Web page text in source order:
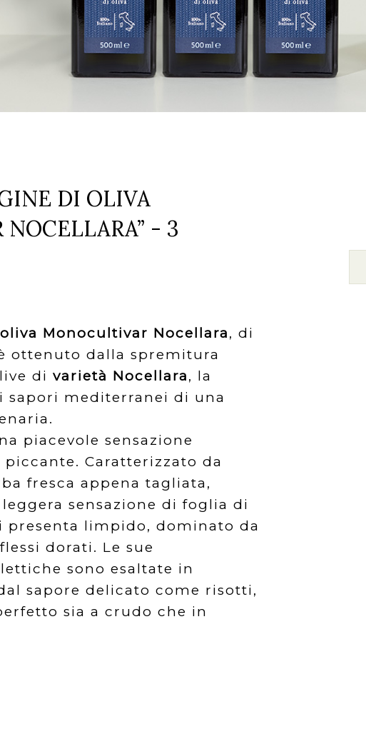
DI OLIVA
- 3
Monocultivar Nocellara, di
ottenuto dalla spremitura
di varietà Nocellara, la
sapori mediterranei di una
piacevole sensazione
Caratterizzato da
fresca appena tagliata,
sensazione di foglia di
presenta limpido, dominato da
dorati. Le sue
sono esaltate in
sapore delicato come risotti,
sia a crudo che in